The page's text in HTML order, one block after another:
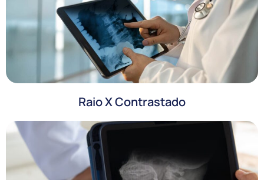
Raio X Contrastado